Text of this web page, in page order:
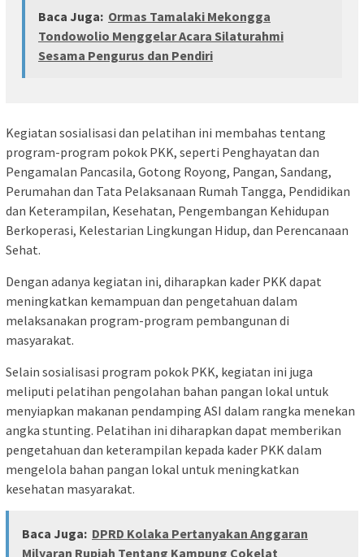
Baca Juga: Ormas Tamalaki Mekongga
Tondowolio Menggelar Acara Silaturahmi
Sesama Pengurus dan Pendiri
Kegiatan sosialisasi dan pelatihan ini membahas tentang
program-program pokok PKK, seperti Penghayatan dan
Pengamalan Pancasila, Gotong Royong, Pangan, Sandang,
Perumahan dan Tata Pelaksanaan Rumah Tangga, Pendidikan
dan Keterampilan, Kesehatan, Pengembangan Kehidupan
Berkoperasi, Kelestarian Lingkungan Hidup, dan Perencanaan
Sehat.
Dengan adanya kegiatan ini, diharapkan kader PKK dapat
meningkatkan kemampuan dan pengetahuan dalam
melaksanakan program-program pembangunan di
masyarakat.
Selain sosialisasi program pokok PKK, kegiatan ini juga
meliputi pelatihan pengolahan bahan pangan lokal untuk
menyiapkan makanan pendamping ASI dalam rangka menekan
angka stunting. Pelatihan ini diharapkan dapat memberikan
pengetahuan dan keterampilan kepada kader PKK dalam
mengelola bahan pangan lokal untuk meningkatkan
kesehatan masyarakat.
Baca Juga: DPRD Kolaka Pertanyakan Anggaran
Milyaran Rupiah Tentang Kampung Cokelat